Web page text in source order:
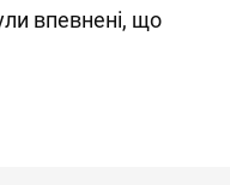
впевнені, що